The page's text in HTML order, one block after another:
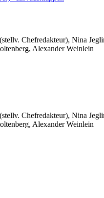
Chefredakteur), Nina
Alexander Weinlein
Chefredakteur), Nina
Alexander Weinlein